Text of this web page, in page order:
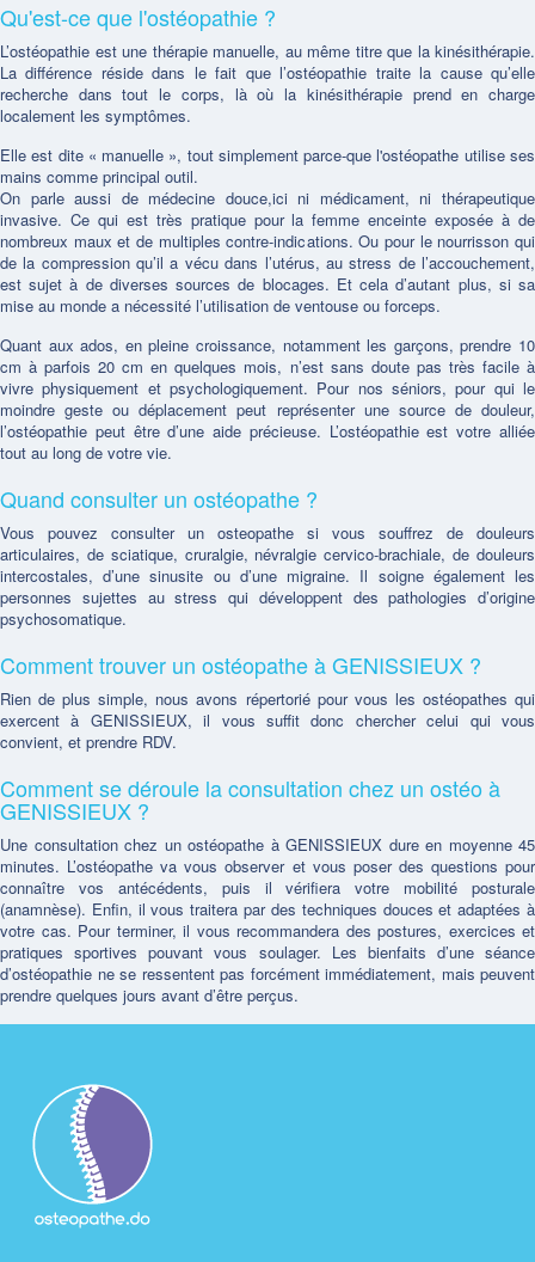
Qu'est-ce que l'ostéopathie ?
L’ostéopathie est une thérapie manuelle, au même titre que la kinésithérapie.
La différence réside dans le fait que l’ostéopathie traite la cause qu’elle
recherche dans tout le corps, là où la kinésithérapie prend en charge
localement les symptômes.
Elle est dite « manuelle », tout simplement parce-que l'ostéopathe utilise ses
mains comme principal outil.
On parle aussi de médecine douce,ici ni médicament, ni thérapeutique
invasive. Ce qui est très pratique pour la femme enceinte exposée à de
nombreux maux et de multiples contre-indications. Ou pour le nourrisson qui
de la compression qu’il a vécu dans l’utérus, au stress de l’accouchement,
est sujet à de diverses sources de blocages. Et cela d’autant plus, si sa
mise au monde a nécessité l’utilisation de ventouse ou forceps.
Quant aux ados, en pleine croissance, notamment les garçons, prendre 10
cm à parfois 20 cm en quelques mois, n’est sans doute pas très facile à
vivre physiquement et psychologiquement. Pour nos séniors, pour qui le
moindre geste ou déplacement peut représenter une source de douleur,
l’ostéopathie peut être d’une aide précieuse. L’ostéopathie est votre alliée
tout au long de votre vie.
Quand consulter un ostéopathe ?
Vous pouvez consulter un osteopathe si vous souffrez de douleurs
articulaires, de sciatique, cruralgie, névralgie cervico-brachiale, de douleurs
intercostales, d’une sinusite ou d’une migraine. Il soigne également les
personnes sujettes au stress qui développent des pathologies d’origine
psychosomatique.
Comment trouver un ostéopathe à GENISSIEUX ?
Rien de plus simple, nous avons répertorié pour vous les ostéopathes qui
exercent à GENISSIEUX, il vous suffit donc chercher celui qui vous
convient, et prendre RDV.
Comment se déroule la consultation chez un ostéo à
GENISSIEUX ?
Une consultation chez un ostéopathe à GENISSIEUX dure en moyenne 45
minutes. L’ostéopathe va vous observer et vous poser des questions pour
connaître vos antécédents, puis il vérifiera votre mobilité posturale
(anamnèse). Enfin, il vous traitera par des techniques douces et adaptées à
votre cas. Pour terminer, il vous recommandera des postures, exercices et
pratiques sportives pouvant vous soulager. Les bienfaits d’une séance
d’ostéopathie ne se ressentent pas forcément immédiatement, mais peuvent
prendre quelques jours avant d’être perçus.